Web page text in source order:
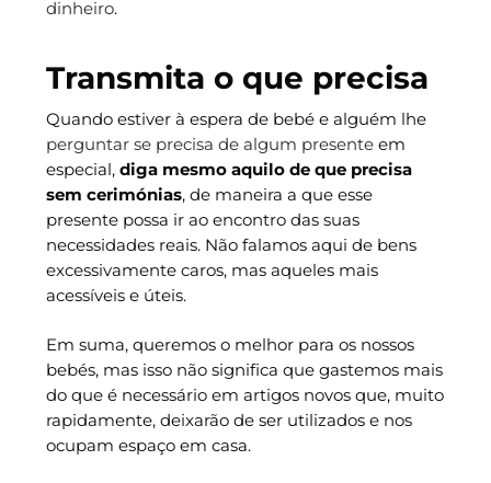
dinheiro.
Transmita o que precisa
Quando estiver à espera de bebé e alguém lhe
perguntar se precisa de algum presenteem
especial, diga mesmo aquilo de que precisa
sem cerimónias, de maneira a que esse
presente possa ir ao encontro das suas
necessidades reais. Não falamos aqui de bens
excessivamente caros, mas aqueles mais
acessíveis e úteis.
Em suma, queremos o melhor para os nossos
bebés, mas isso não significa que gastemos mais
do que é necessário em artigos novos que, muito
rapidamente, deixarão de ser utilizados e nos
ocupam espaço em casa.